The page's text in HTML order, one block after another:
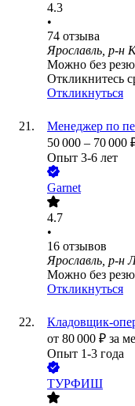
4.3
•
74 отзыва
Ярославль, р-н
Можно без
Откликнитесь
Откликнуться
Менеджер по
50 000 – 70 000
Опыт 3-6 лет
Garnet
4.7
•
16 отзывов
Ярославль, р-н
Можно без
Откликнуться
Кладовщик-
от 80 000 ₽ за
Опыт 1-3 года
ТУРФИШ